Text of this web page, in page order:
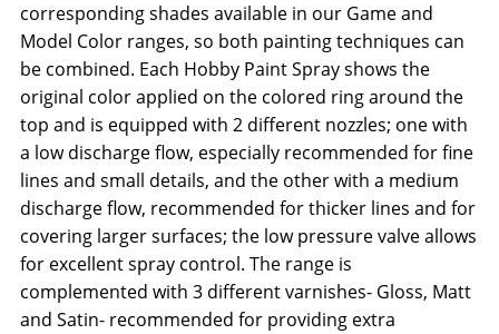
corresponding shades available in our Game and
Model Color ranges, so both painting techniques can
be combined. Each Hobby Paint Spray shows the
original color applied on the colored ring around the
top and is equipped with 2 different nozzles; one with
a low discharge flow, especially recommended for fine
lines and small details, and the other with a medium
discharge flow, recommended for thicker lines and for
covering larger surfaces; the low pressure valve allows
for excellent spray control. The range is
complemented with 3 different varnishes- Gloss, Matt
and Satin- recommended for providing extra